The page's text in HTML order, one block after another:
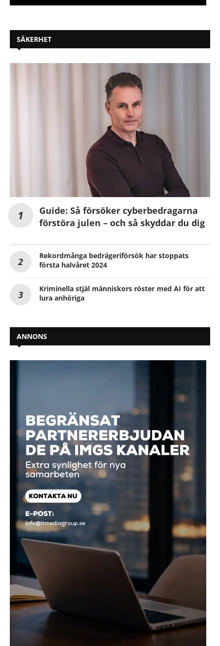
SÄKERHET
Guide: Så försöker cyberbedragarna
förstöra julen – och så skyddar du dig
Rekordmånga bedrägeriförsök har stoppats
första halvåret 2024
Kriminella stjäl människors röster med AI för att
lura anhöriga
ANNONS